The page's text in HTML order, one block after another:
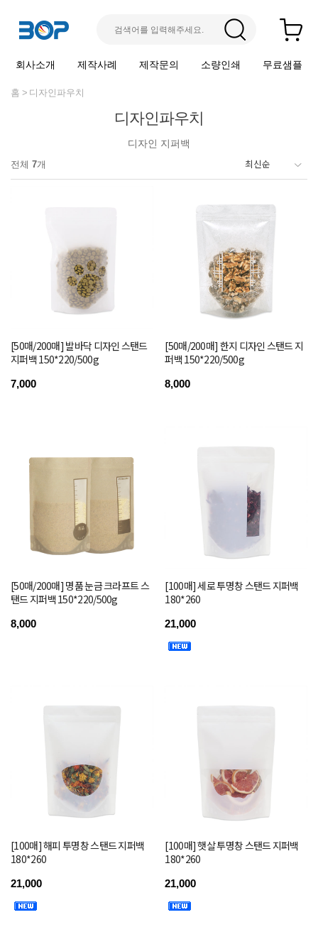
회사소개 제작사례 제작문의 소량인쇄 무료샘플
홈 디자인파우치
디자인파우치
디자인 지퍼백
전체 7개
[50매/200매] 발바닥 디자인 스탠드
지퍼백 150*220/500g
7,000
[50매/200매] 한지 디자인 스탠드 지
퍼백 150*220/500g
8,000
[50매/200매] 명품 눈금 크라프트 스
탠드 지퍼백 150*220/500g
8,000
[100매] 세로 투명창 스탠드 지퍼백
180*260
21,000
[100매] 해피 투명창 스탠드 지퍼백
180*260
21,000
[100매] 햇살 투명창 스탠드 지퍼백
180*260
21,000